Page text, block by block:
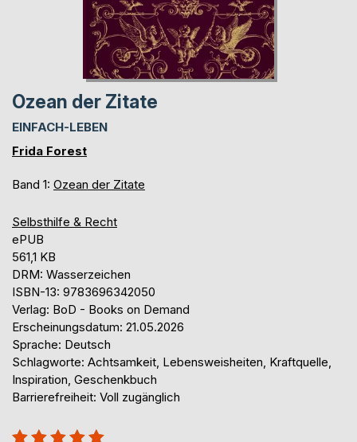
Ozean der Zitate
EINFACH-LEBEN
Frida Forest
Band 1: Ozean der Zitate
Selbsthilfe & Recht
ePUB
561,1 KB
DRM: Wasserzeichen
ISBN-13: 9783696342050
Verlag: BoD - Books on Demand
Erscheinungsdatum: 21.05.2026
Sprache: Deutsch
Schlagworte: Achtsamkeit, Lebensweisheiten, Kraftquelle,
Inspiration, Geschenkbuch
Barrierefreiheit: Voll zugänglich
Bewertung::